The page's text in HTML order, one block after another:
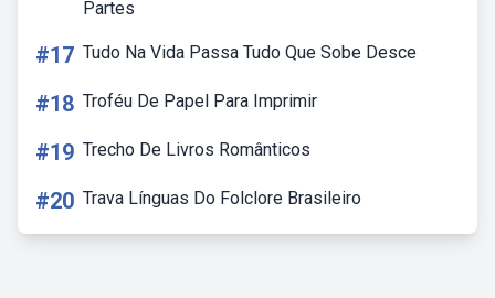
Partes
#17 Tudo Na Vida Passa Tudo Que Sobe Desce
#18 Troféu De Papel Para Imprimir
#19 Trecho De Livros Românticos
#20 Trava Línguas Do Folclore Brasileiro